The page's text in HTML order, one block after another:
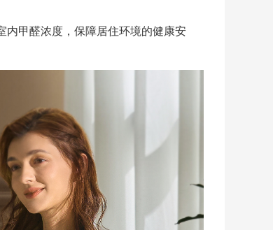
内甲醛浓度，保障居住环境的健康安